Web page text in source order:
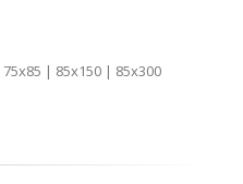
75x85 | 85x150 | 85x300